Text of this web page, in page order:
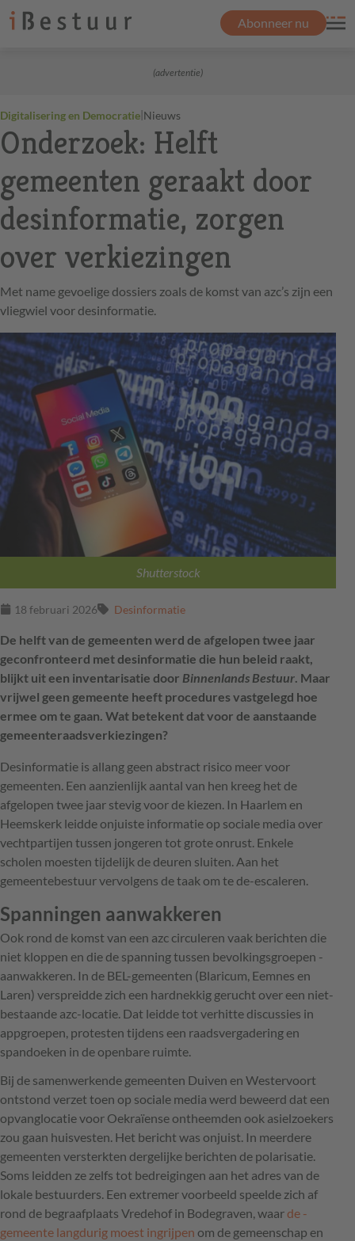
Abonneer nu
(advertentie)
Digitalisering en Democratie|Nieuws
Onderzoek: Helft
gemeenten geraakt door
desinformatie, zorgen
over verkiezingen
Met name gevoelige dossiers zoals de komst van azc’s zijn een
vliegwiel voor desinformatie.
Shutterstock
18 februari 2026 Desinformatie
De helft van de gemeenten werd de afgelopen twee jaar
geconfronteerd met desinformatie die hun beleid raakt,
blijkt uit een inventarisatie door Binnenlands Bestuur . Maar
vrijwel geen gemeente heeft procedures vastgelegd hoe
ermee om te gaan. Wat betekent dat voor de aanstaande
gemeenteraadsverkiezingen?
Desinformatie is allang geen abstract risico meer voor
gemeenten. Een aanzienlijk aantal van hen kreeg het de
afgelopen twee jaar stevig voor de kiezen. In Haarlem en
Heemskerk leidde onjuiste informatie op sociale media over
vechtpartijen tussen jongeren tot grote onrust. Enkele
scholen moesten tijdelijk de deuren sluiten. Aan het
gemeentebestuur vervolgens de taak om te ­de-­escaleren.
Spanningen aanwakkeren
Ook rond de komst van een azc circuleren vaak berichten die
niet kloppen en die de spanning tussen bevolkingsgroepen ­
aanwakkeren. In de BEL-gemeenten ­(Blaricum, Eemnes en
Laren) verspreidde zich een hardnekkig gerucht over een niet-
bestaande azc-locatie. Dat leidde tot verhitte discussies in
appgroepen, ­protesten tijdens een raadsvergadering en
spandoeken in de openbare ruimte.
Bij de ­samenwerkende gemeenten Duiven en Westervoort
ontstond verzet toen op sociale media werd beweerd dat een
opvang­locatie voor ­Oekraïense ontheemden ook asielzoekers
zou gaan huisvesten. Het bericht was onjuist. In meerdere
gemeenten versterkten dergelijke berichten de polarisatie.
Soms leidden ze zelfs tot bedreigingen aan het adres van de
lokale ­bestuurders. Een extremer voorbeeld speelde zich af
rond de begraafplaats Vredehof in Bodegraven, waarde ­
gemeente langdurig moest ingrijpen om de gemeenschap en